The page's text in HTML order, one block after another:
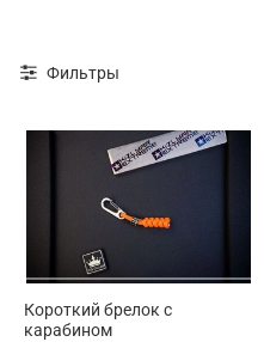
Фильтры
Короткий брелок с
карабином